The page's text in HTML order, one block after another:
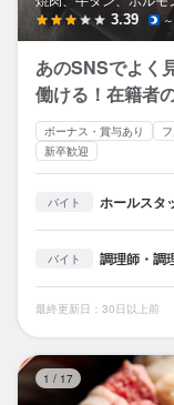
3.39
あのSNSでよく
働ける！在籍者
ボーナス・賞与あり
新卒歓迎
バイト ホールスタ
バイト 調理師・調
最終更新日：30日以上前
1 / 17